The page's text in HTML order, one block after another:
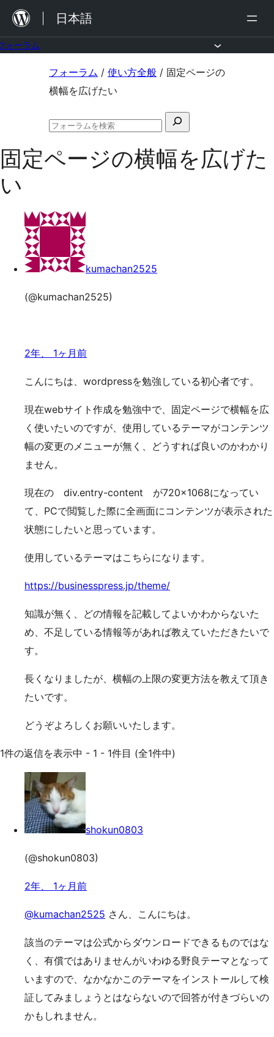
を
日本語
ォーラム
へ
ス
フォーラム / 使い方全般 / 固定ページの
横幅を広げたい
検
対
フ
ー
ラ
固定ページの横幅を広げた
い
kumachan2525
(@kumachan2525)
2年、 1ヶ月前
こんにちは、wordpressを勉強している初心者です。
現在webサイト作成を勉強中で、固定ページで横幅を広
く使いたいのですが、使用しているテーマがコンテンツ
幅の変更のメニューが無く、どうすれば良いのかわかり
ません。
現在の div.entry-content が720×1068になってい
て、PCで閲覧した際に全画面にコンテンツが表示された
状態にしたいと思っています。
使用しているテーマはこちらになります。
https://businesspress.jp/theme/
知識が無く、どの情報を記載してよいかわからないた
め、不足している情報等があれば教えていただきたいで
す。
長くなりましたが、横幅の上限の変更方法を教えて頂き
たいです。
どうぞよろしくお願いいたします。
1件の返信を表示中 - 1 - 1件目 (全1件中)
shokun0803
(@shokun0803)
2年、 1ヶ月前
@kumachan2525 さん、こんにちは。
該当のテーマは公式からダウンロードできるものではな
く、有償ではありませんがいわゆる野良テーマとなって
いますので、なかなかこのテーマをインストールして検
証してみましょうとはならないので回答が付きづらいの
かもしれません。